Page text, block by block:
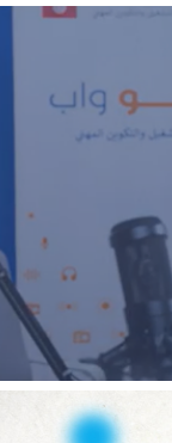
ONG & Bailleur